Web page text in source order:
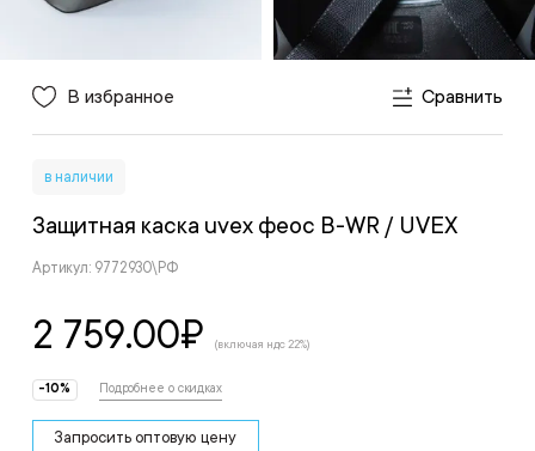
В избранное Сравнить
в наличии
Защитная каска uvex феос B-WR / UVEX
Артикул: 9772930\РФ
2 759.00₽ (включая ндс 22%)
-10% Подробнее о скидках
Запросить оптовую цену